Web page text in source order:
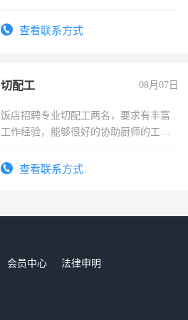
查看联系方式
切配工 08月07日
饭店招聘专业切配工两名，要求有丰富
工作经验，能够很好的协助厨师的工
4500。查看联系方式
会员中心
法律申明